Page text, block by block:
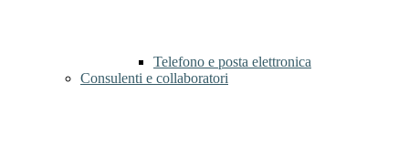
Telefono e posta elettronica
Consulenti e collaboratori